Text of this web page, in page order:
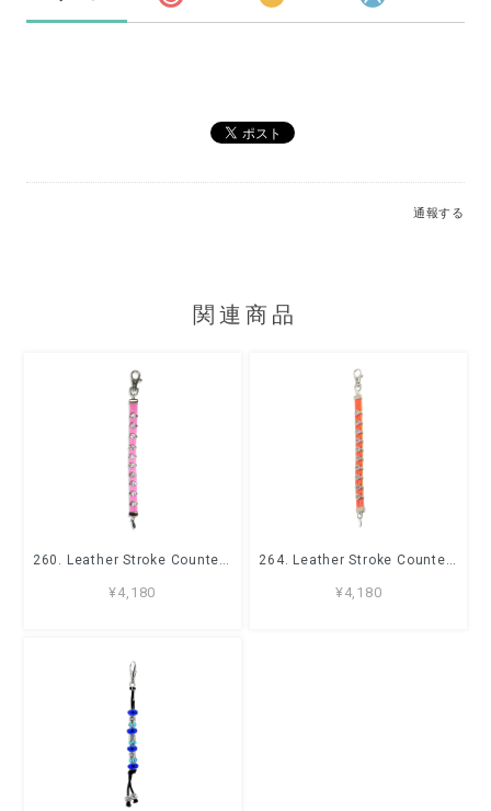
通報する
関連商品
260. Leather Stroke Counter Pink
¥4,180
264. Leather Stroke Counter Orange
¥4,180